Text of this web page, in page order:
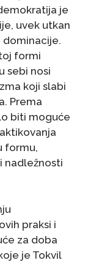
je
uvek utkan
dominacije.
formi
sebi nosi
koji slabi
Prema
biti moguće
formu,
nadležnosti
praksi i
za doba
je Tokvil